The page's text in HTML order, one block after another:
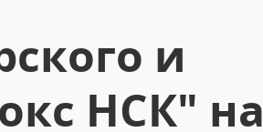
и
НСК" на